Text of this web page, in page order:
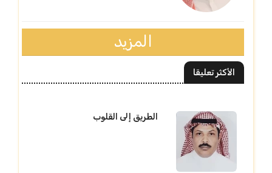
المزيد
الأكثر تعليقا
الطريق إلى القلوب